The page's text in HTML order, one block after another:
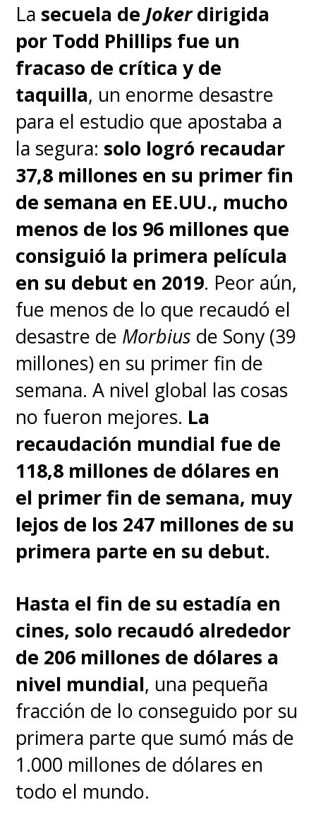
La secuela de Jokerdirigida
por Todd Phillips fue un
fracaso de crítica y de
taquilla, un enorme desastre
para el estudio que apostaba a
la segura: solo logró recaudar
37,8 millones en su primer fin
de semana en EE.UU., mucho
menos de los 96 millones que
consiguió la primera película
en su debut en 2019. Peor aún,
fue menos de lo que recaudó el
desastre de Morbius de Sony (39
millones) en su primer fin de
semana.A nivel global las cosas
no fueron mejores. La
recaudación mundial fue de
118,8 millones de dólares en
el primer fin de semana, muy
lejos de los 247 millones de su
primera parte en su debut.
Hasta el fin de su estadía en
cines, solo recaudó alrededor
de 206 millones de dólares a
nivel mundial, una pequeña
fracción de lo conseguido por su
primera parte que sumó más de
1.000 millones de dólares en
todo el mundo.